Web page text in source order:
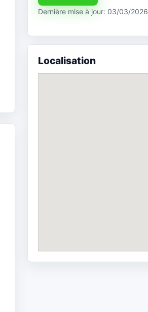
Dernière mise à jour: 03/03/2026
Localisation